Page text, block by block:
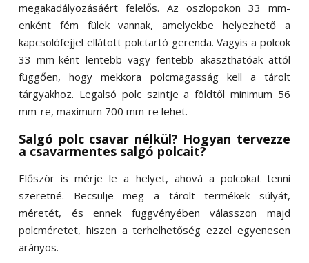
megakadályozásáért felelős. Az oszlopokon 33 mm-
enként fém fülek vannak, amelyekbe helyezhető a
kapcsolófejjel ellátott polctartó gerenda. Vagyis a polcok
33 mm-ként lentebb vagy fentebb akaszthatóak attól
függően, hogy mekkora polcmagasság kell a tárolt
tárgyakhoz. Legalsó polc szintje a földtől minimum 56
mm-re, maximum 700 mm-re lehet.
Salgó polc csavar nélkül? Hogyan tervezze
a csavarmentes salgó polcait?
Először is mérje le a helyet, ahová a polcokat tenni
szeretné. Becsülje meg a tárolt termékek súlyát,
méretét, és ennek függvényében válasszon majd
polcméretet, hiszen a terhelhetőség ezzel egyenesen
arányos.